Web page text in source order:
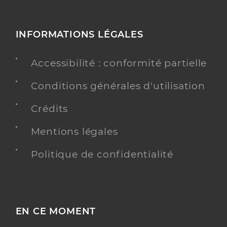
INFORMATIONS LÉGALES
Accessibilité : conformité partielle
Conditions générales d'utilisation
Crédits
Mentions légales
Politique de confidentialité
EN CE MOMENT